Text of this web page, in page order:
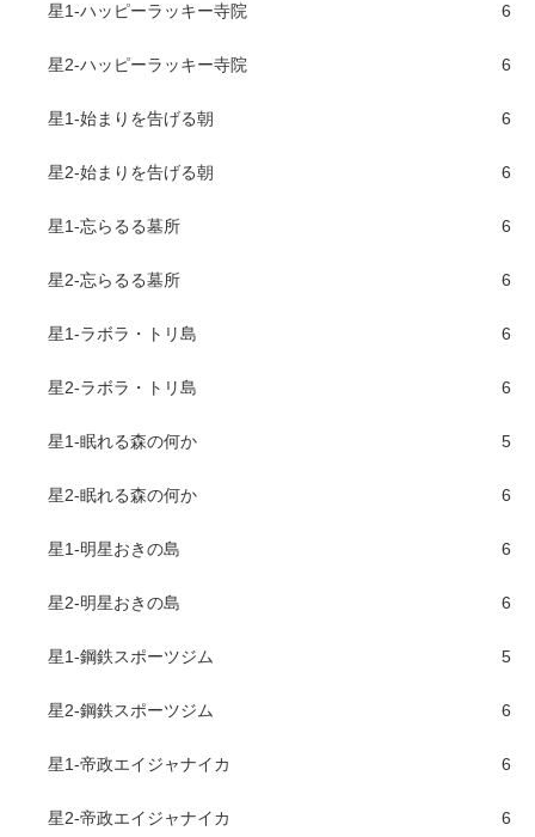
星1-ハッピーラッキー寺院 6
星2-ハッピーラッキー寺院 6
星1-始まりを告げる朝 6
星2-始まりを告げる朝 6
星1-忘らるる墓所 6
星2-忘らるる墓所 6
星1-ラボラ・トリ島 6
星2-ラボラ・トリ島 6
星1-眠れる森の何か 5
星2-眠れる森の何か 6
星1-明星おきの島 6
星2-明星おきの島 6
星1-鋼鉄スポーツジム 5
星2-鋼鉄スポーツジム 6
星1-帝政エイジャナイカ 6
星2-帝政エイジャナイカ 6